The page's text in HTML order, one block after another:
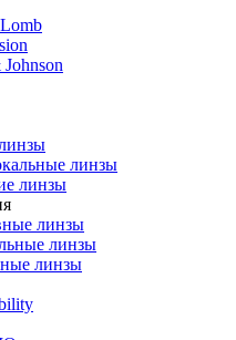
линзы
линзы
линзы
линзы
линзы